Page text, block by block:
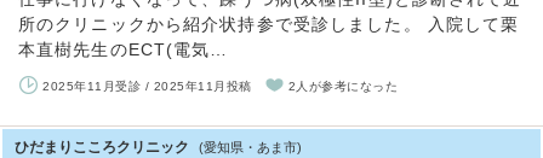
所のクリニックから紹介状持参で受診しました。 入院して栗
本直樹先生のECT(電気…
2025年11月受診 / 2025年11月投稿 2人が参考になった
ひだまりこころクリニック (愛知県・あま市)